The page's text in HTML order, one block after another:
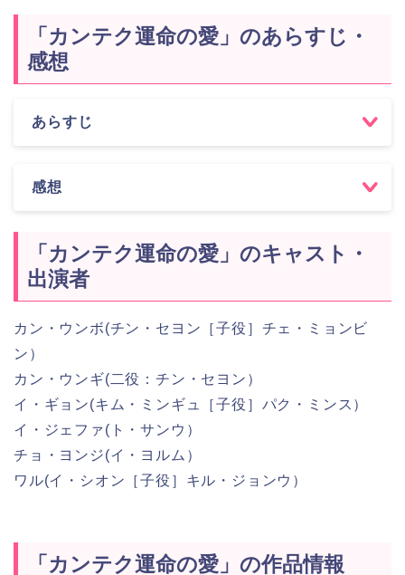
「カンテク運命の愛」のあらすじ・
感想
あらすじ
感想
「カンテク運命の愛」のキャスト・
出演者
カン・ウンボ(チン・セヨン［子役］チェ・ミョンビ
ン）
カン・ウンギ(二役：チン・セヨン）
イ・ギョン(キム・ミンギュ［子役］パク・ミンス）
イ・ジェファ(ト・サンウ）
チョ・ヨンジ(イ・ヨルム）
ワル(イ・シオン［子役］キル・ジョンウ）
「カンテク運命の愛」の作品情報